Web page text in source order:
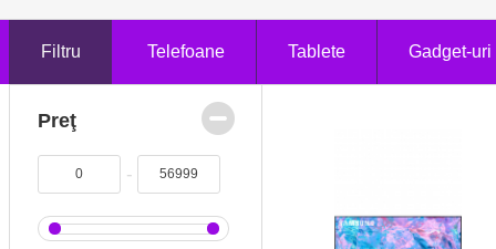
Filtru Telefoane Tablete Gadget-uri
Preţ